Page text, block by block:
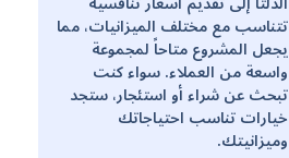
تتناسب مع مختلف الميزانيات، مما
يجعل المشروع متاحاً لمجموعة
واسعة من العملاء. سواء كنت
تبحث عن شراء أو استئجار، ستجد
خيارات تناسب احتياجاتك
وميزانيتك.